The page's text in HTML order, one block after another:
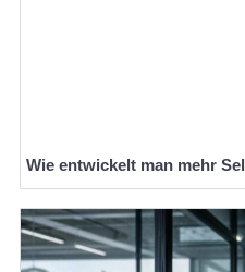
Wie entwickelt man mehr